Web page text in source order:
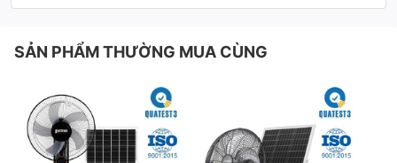
SẢN PHẨM THƯỜNG MUA CÙNG